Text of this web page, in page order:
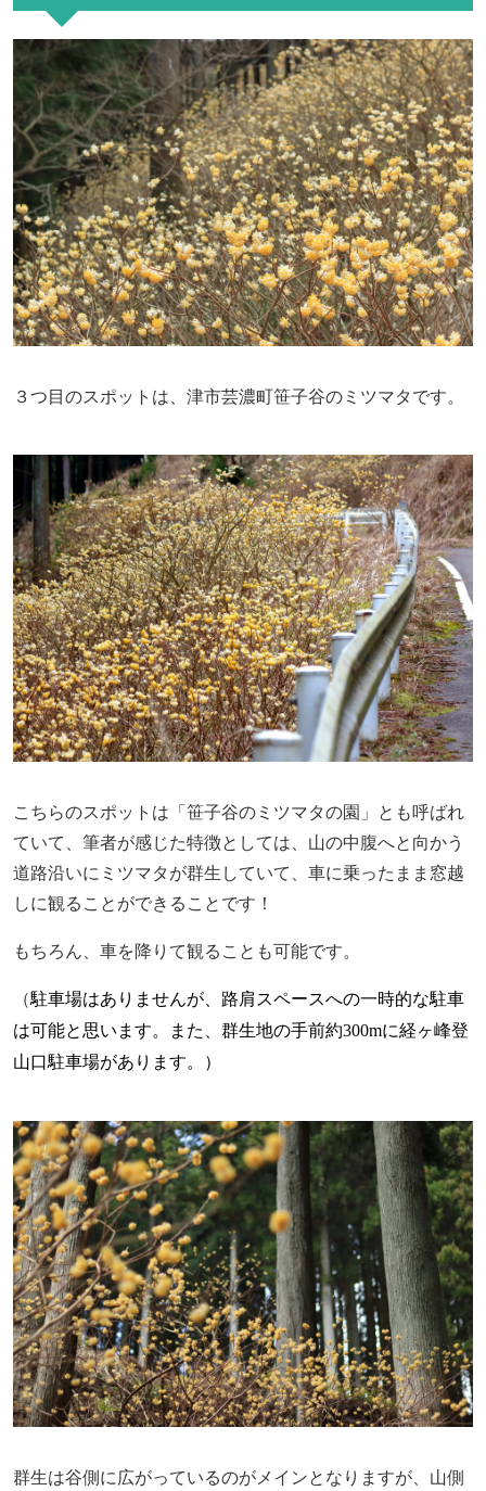
３つ目のスポットは、津市芸濃町笹子谷のミツマタです。
こちらのスポットは「笹子谷のミツマタの園」とも呼ばれ
ていて、筆者が感じた特徴としては、山の中腹へと向かう
道路沿いにミツマタが群生していて、車に乗ったまま窓越
しに観ることができることです！
もちろん、車を降りて観ることも可能です。
（駐車場はありませんが、 路肩スペースへの一時的な駐車
は可能と思います。また、群生地の手前約300mに経ヶ峰登
山口駐車場があります。）
群生は谷側に広がっているのがメインとなりますが、山側